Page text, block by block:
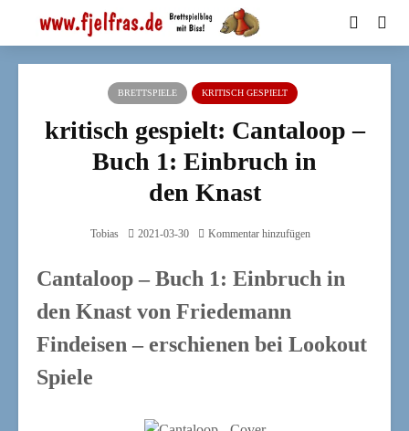
BRETTSPIELE KRITISCH GESPIELT
kritisch gespielt: Cantaloop –
Buch 1: Einbruch in
den Knast
Tobias 2021-03-30 Kommentar hinzufügen
Cantaloop – Buch 1: Einbruch in
den Knast von Friedemann
Findeisen – erschienen bei Lookout
Spiele